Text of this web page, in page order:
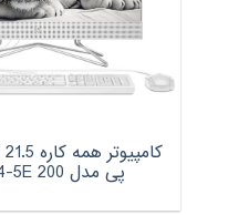
پی مدل 200 G4-5E